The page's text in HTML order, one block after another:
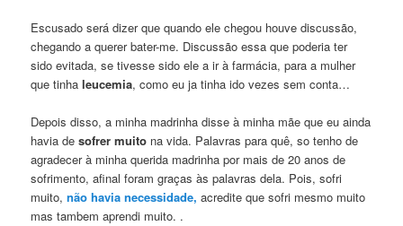
Escusado será dizer que quando ele chegou houve discussão,
chegando a querer bater-me. Discussão essa que poderia ter
sido evitada, se tivesse sido ele a ir à farmácia, para a mulher
que tinhaleucemia, como eu ja tinha ido vezes sem conta…
Depois disso, a minha madrinha disse à minha mãe que eu ainda
havia de sofrer muito na vida. Palavras para quê, so tenho de
agradecer à minha querida madrinha por mais de 20 anos de
sofrimento, afinal foram graças às palavras dela. Pois, sofri
muito,não havia necessidade, acredite que sofri mesmo muito
mas tambem aprendi muito. .